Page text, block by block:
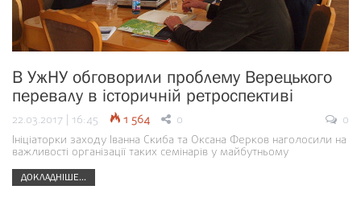
В УжНУ обговорили проблему Верецького
перевалу в історичній ретроспективі
22.03.2017 | 16:45 1 564 0
0
Ініціаторки заходу Іванна Скиба та Оксана Ферков наголосили на
важливості організації таких семінарів у майбутньому
ДОКЛАДНІШЕ...